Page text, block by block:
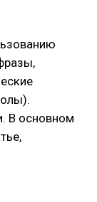
В основном